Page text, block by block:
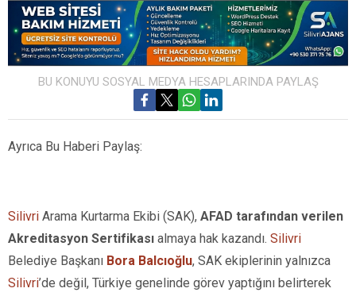
BU KONUYU SOSYAL MEDYA HESAPLARINDA PAYLAŞ
Ayrıca Bu Haberi Paylaş:
Silivri Arama Kurtarma Ekibi (SAK), AFAD tarafından verilen
Akreditasyon Sertifikası almaya hak kazandı. Silivri
Belediye Başkanı Bora Balcıoğlu, SAK ekiplerinin yalnızca
Silivri’de değil, Türkiye genelinde görev yaptığını belirterek